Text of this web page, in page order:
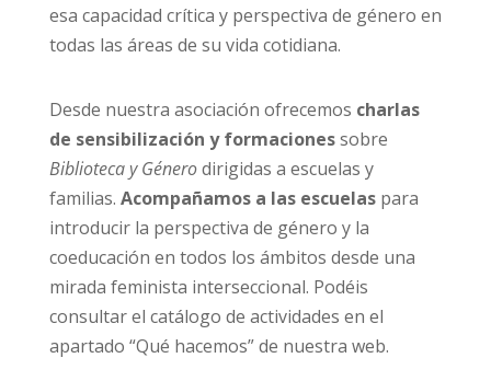
esa capacidad crítica y perspectiva de género en
todas las áreas de su vida cotidiana.
Desde nuestra asociación ofrecemos charlas
de sensibilización y formacionessobre
Biblioteca y Génerodirigidas a escuelas y
familias. Acompañamos a las escuelaspara
introducir la perspectiva de género y la
coeducación en todos los ámbitos desde una
mirada feminista interseccional. Podéis
consultar el catálogo de actividades en el
apartado “Qué hacemos” de nuestra web.